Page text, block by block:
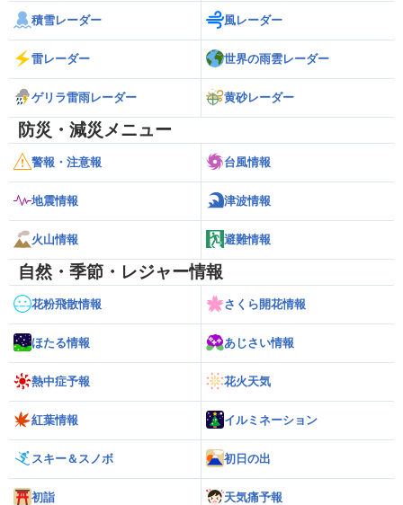
積雪レーダー 風レーダー
雷レーダー 世界の雨雲レーダー
ゲリラ雷雨レーダー 黄砂レーダー
防災・減災メニュー
警報・注意報 台風情報
地震情報 津波情報
火山情報 避難情報
自然・季節・レジャー情報
花粉飛散情報 さくら開花情報
ほたる情報 あじさい情報
熱中症予報 花火天気
紅葉情報 イルミネーション
スキー＆スノボ 初日の出
初詣 天気痛予報